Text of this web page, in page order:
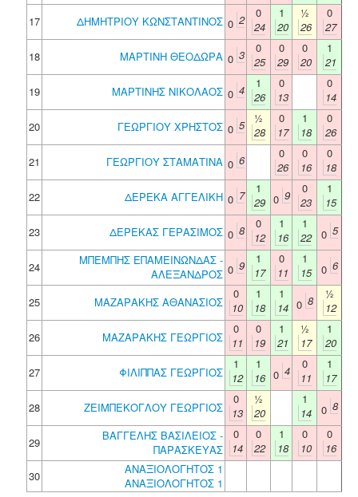
17
ΔΗΜΗΤΡΙΟΥ ΚΩΝΣΤΑΝΤΙΝΟΣ 0 2
0
24
1
20
½
26
0
27
18
ΜΑΡΤΙΝΗ ΘΕΟΔΩΡΑ 0 3
0
25
0
29
0
20
1
21
19
ΜΑΡΤΙΝΗΣ ΝΙΚΟΛΑΟΣ 0 4
1
26
0
13
0
14
20
ΓΕΩΡΓΙΟΥ ΧΡΗΣΤΟΣ 0 5
½
28
0
17
1
18
0
26
21
ΓΕΩΡΓΙΟΥ ΣΤΑΜΑΤΙΝΑ 0 6
0
26
0
16
0
18
22
ΔΕΡΕΚΑ ΑΓΓΕΛΙΚΗ 0 7
1
29 0 9
0
23
1
15
23
ΔΕΡΕΚΑΣ ΓΕΡΑΣΙΜΟΣ 0 8
0
12
1
16
1
22
0 5
24
ΜΠΕΜΠΗΣ ΕΠΑΜΕΙΝΩΝΔΑΣ -
ΑΛΕΞΑΝΔΡΟΣ 0 9
1
17
0
11
1
15
0 6
25 ΜΑΖΑΡΑΚΗΣ ΑΘΑΝΑΣΙΟΣ
0
10
1
18
1
14 0 8
½
12
26
ΜΑΖΑΡΑΚΗΣ ΓΕΩΡΓΙΟΣ
0
11
0
19
1
21
½
17
1
20
27
ΦΙΛΙΠΠΑΣ ΓΕΩΡΓΙΟΣ
1
12
1
16 0 4
0
11
1
17
28
ΖΕΙΜΠΕΚΟΓΛΟΥ ΓΕΩΡΓΙΟΣ
0
13
½
20
1
14
0 8
29
ΒΑΓΓΕΛΗΣ ΒΑΣΙΛΕΙΟΣ -
ΠΑΡΑΣΚΕΥΑΣ
0
14
0
22
1
18
0
10
0
16
30
ΑΝΑΞΙΟΛΟΓΗΤΟΣ 1
ΑΝΑΞΙΟΛΟΓΗΤΟΣ 1